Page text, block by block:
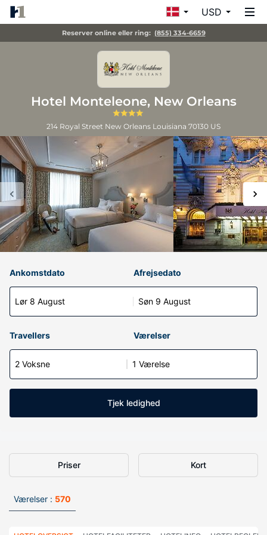
USD
Reserver online eller ring: (855) 334-6659
Hotel Monteleone, New Orleans
214 Royal Street New Orleans Louisiana 70130 US
Ankomstdato
Lør 8 August
Afrejsedato
Søn 9 August
Travellers Værelser
2 Voksne 1 Værelse
Tjek ledighed
Priser Kort
Værelser : 570